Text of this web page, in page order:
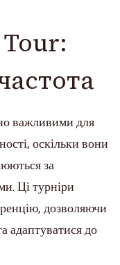
Tour:
важливими для
оскільки вони
за
Ці турніри
дозволяючи
адаптуватися до